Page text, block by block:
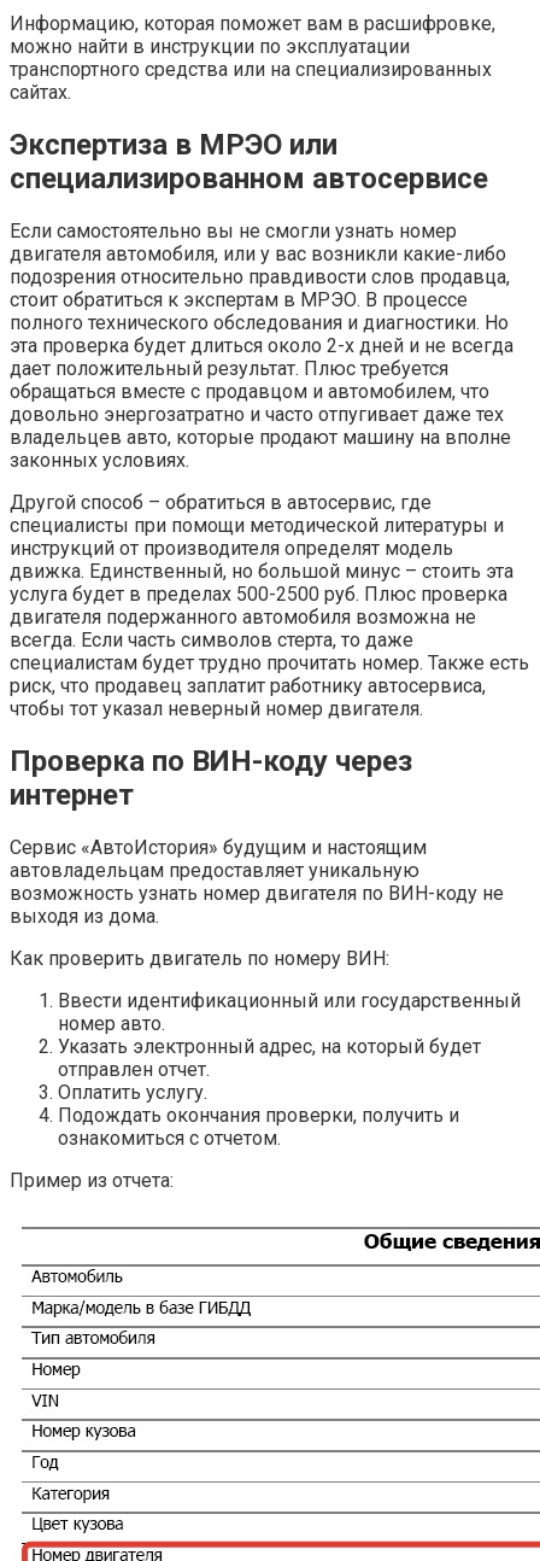
Информацию, которая поможет вам в расшифровке,
можно найти в инструкции по эксплуатации
транспортного средства или на специализированных
сайтах.
Экспертиза в МРЭО или
специализированном автосервисе
Если самостоятельно вы не смогли узнать номер
двигателя автомобиля, или у вас возникли какие-либо
подозрения относительно правдивости слов продавца,
стоит обратиться к экспертам в МРЭО. В процессе
полного технического обследования и диагностики. Но
эта проверка будет длиться около 2-х дней и не всегда
дает положительный результат. Плюс требуется
обращаться вместе с продавцом и автомобилем, что
довольно энергозатратно и часто отпугивает даже тех
владельцев авто, которые продают машину на вполне
законных условиях.
Другой способ – обратиться в автосервис, где
специалисты при помощи методической литературы и
инструкций от производителя определят модель
движка. Единственный, но большой минус – стоить эта
услуга будет в пределах 500-2500 руб. Плюс проверка
двигателя подержанного автомобиля возможна не
всегда. Если часть символов стерта, то даже
специалистам будет трудно прочитать номер. Также есть
риск, что продавец заплатит работнику автосервиса,
чтобы тот указал неверный номер двигателя.
Проверка по ВИН-коду через
интернет
Сервис «АвтоИстория» будущим и настоящим
автовладельцам предоставляет уникальную
возможность узнать номер двигателя по ВИН-коду не
выходя из дома.
Как проверить двигатель по номеру ВИН:
Ввести идентификационный или государственный
номер авто.
Указать электронный адрес, на который будет
отправлен отчет.
Оплатить услугу.
Подождать окончания проверки, получить и
ознакомиться с отчетом.
Пример из отчета: